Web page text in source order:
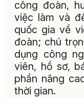
công đoàn,
việc làm và
quốc gia về
đoàn; chú
dụng công
viên, hồ sơ,
phần nâng
thời gian.